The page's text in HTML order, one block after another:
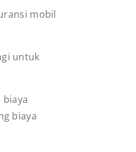
mobil
untuk
biaya